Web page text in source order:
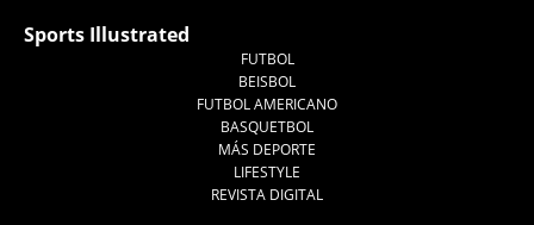
Sports Illustrated
FUTBOL
BEISBOL
FUTBOL AMERICANO
BASQUETBOL
MÁS DEPORTE
LIFESTYLE
REVISTA DIGITAL